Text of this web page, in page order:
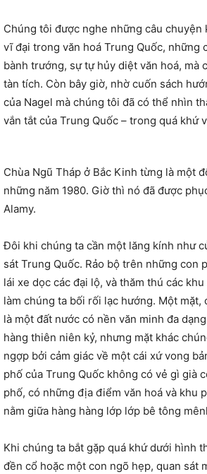
Chúng tôi được nghe những câu chuyện
vĩ đại trong văn hoá Trung Quốc, những
bành trướng, sự tự hủy diệt văn hoá, mà
tàn tích. Còn bây giờ, nhờ cuốn sách
của Nagel mà chúng tôi đã có thể nhìn
vắn tắt của Trung Quốc – trong quá khứ
Chùa Ngũ Tháp ở Bắc Kinh từng là một
những năm 1980. Giờ thì nó đã được
Alamy.
Đôi khi chúng ta cần một lăng kính như
sát Trung Quốc. Rảo bộ trên những con
lái xe dọc các đại lộ, và thăm thú các
làm chúng ta bối rối lạc hướng. Một mặt,
là một đất nước có nền văn minh đa
hàng thiên niên kỷ, nhưng mặt khác
ngợp bởi cảm giác về một cái xứ vong
phố của Trung Quốc không có vẻ gì già
phố, có những địa điểm văn hoá và khu
nằm giữa hàng hàng lớp lớp bê tông
Khi chúng ta bắt gặp quá khứ dưới hình
đền cổ hoặc một con ngõ hẹp, quan sát